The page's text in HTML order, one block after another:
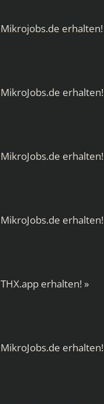
Mikrojobs.de erhalten!
MikroJobs.de erhalten!
MikroJobs.de erhalten!
MikroJobs.de erhalten!
THX.apperhalten! »
MikroJobs.de erhalten!